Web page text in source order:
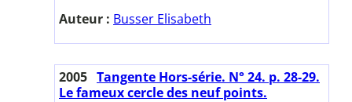
Auteur : Busser Elisabeth
2005 Tangente Hors-série. N° 24. p. 28-29.
Le fameux cercle des neuf points.